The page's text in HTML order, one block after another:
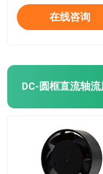
在线咨询
DC-圆框直流轴